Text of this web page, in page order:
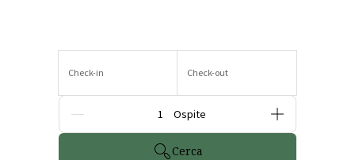
Check-in Check-out
Persone
Cerca